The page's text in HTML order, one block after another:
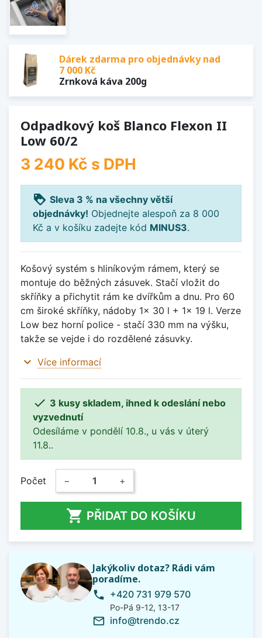
Dárek zdarma pro objednávky nad
7 000 Kč
Zrnková káva 200g
Odpadkový koš Blanco Flexon II
Low 60/2
3 240 Kč s DPH
loyalty Sleva 3 % na všechny větší
objednávky! Objednejte alespoň za 8 000
Kč a v košíku zadejte kód MINUS3.
Košový systém s hliníkovým rámem, který se
montuje do běžných zásuvek. Stačí vložit do
skříňky a přichytit rám ke dvířkům a dnu. Pro 60
cm široké skříňky, nádoby 1x 30 l + 1x 19 l. Verze
Low bez horní police - stačí 330 mm na výšku,
takže se vejde i do rozdělené zásuvky.
expand_more Více informací
 3 kusy skladem, ihned k odeslání nebo
vyzvednutí
Odesíláme v pondělí 10.8., u vás v úterý
11.8..
Počet − +
 PŘIDAT DO KOŠÍKU
Jakýkoliv dotaz? Rádi vám
poradíme.
phone +420 731 979 570
Po-Pá 9-12, 13-17
mail_outline info@trendo.cz